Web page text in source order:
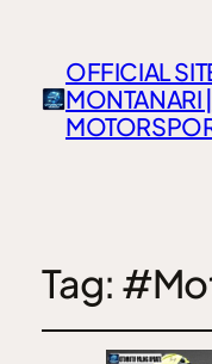
OFFICIAL
MONTANARI
Tag: